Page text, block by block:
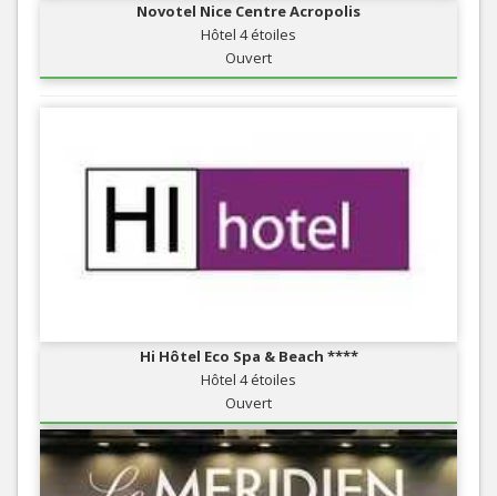
Novotel Nice Centre Acropolis
Hôtel 4 étoiles
Ouvert
Hi Hôtel Eco Spa & Beach ****
Hôtel 4 étoiles
Ouvert